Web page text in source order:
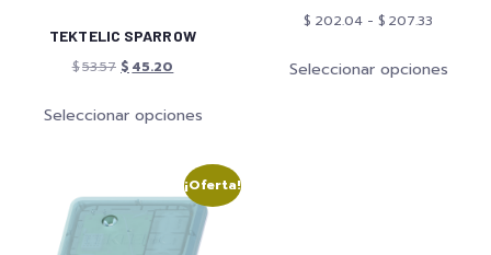
TEKTELIC SPARROW
$53.57 $ 45.20
Seleccionar opciones
$ 202.04 - $ 207.33
Seleccionar opciones
¡Oferta!